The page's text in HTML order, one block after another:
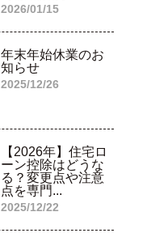
2026/01/15
年末年始休業のお
知らせ
2025/12/26
【2026年】住宅ロ
ーン控除はどうな
る？変更点や注意
点を専門...
2025/12/22